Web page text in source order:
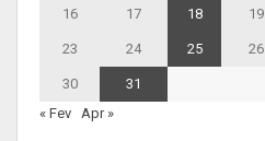
16 17 18 19
23 24 25 26
30
31
« Fev
Apr »